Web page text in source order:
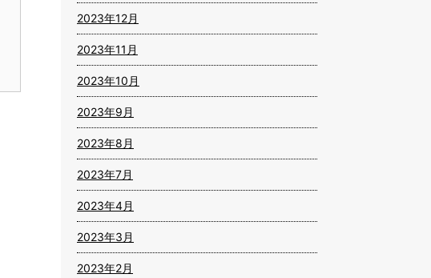
2023年12月
2023年11月
2023年10月
2023年9月
2023年8月
2023年7月
2023年4月
2023年3月
2023年2月